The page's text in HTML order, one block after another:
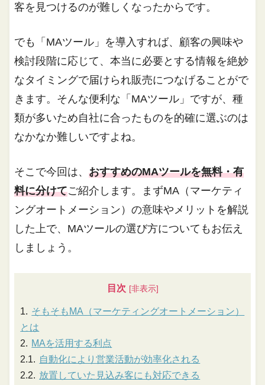
客を見つけるのが難しくなったからです。
でも「MAツール」を導入すれば、顧客の興味や
検討段階に応じて、本当に必要とする情報を絶妙
なタイミングで届けられ販売につなげることがで
きます。そんな便利な「MAツール」ですが、種
類が多いため自社に合ったものを的確に選ぶのは
なかなか難しいですよね。
そこで今回は、おすすめのMAツールを無料・有
料に分けてご紹介します。まずMA（マーケティ
ングオートメーション）の意味やメリットを解説
した上で、MAツールの選び方についてもお伝え
しましょう。
目次
そもそもMA（マーケティングオートメーション）
とは
MAを活用する利点
自動化により営業活動が効率化される
放置していた見込み客にも対応できる